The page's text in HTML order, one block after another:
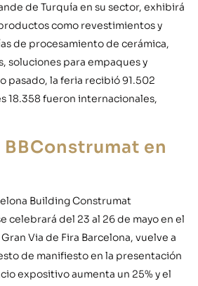
de Turquía en su sector, exhibirá
como revestimientos y
de procesamiento de cerámica,
soluciones para empaques y
pasado, la feria recibió 91.502
18.358 fueron internacionales,
en
Building Construmat
celebrará del 23 al 26 de mayo en el
Via de Fira Barcelona, vuelve a
de manifiesto en la presentación
expositivo aumenta un 25% y el